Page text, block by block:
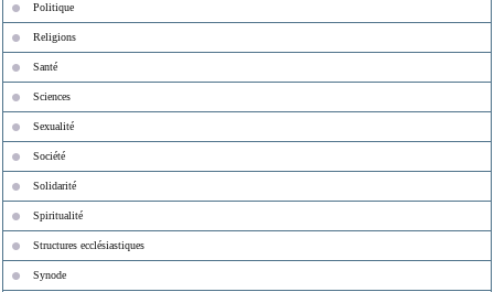
Politique
Religions
Santé
Sciences
Sexualité
Société
Solidarité
Spiritualité
Structures ecclésiastiques
Synode